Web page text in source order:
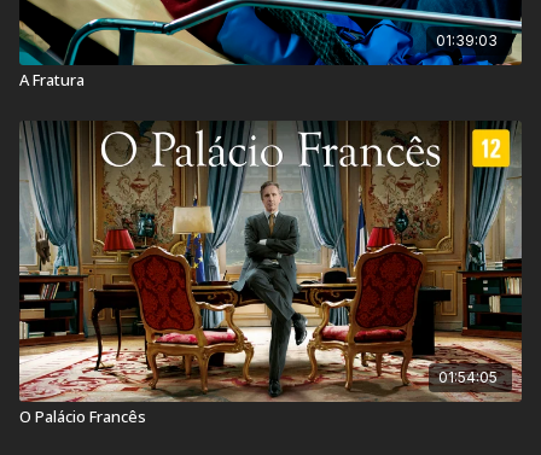
01:39:03
A Fratura
01:54:05
O Palácio Francês